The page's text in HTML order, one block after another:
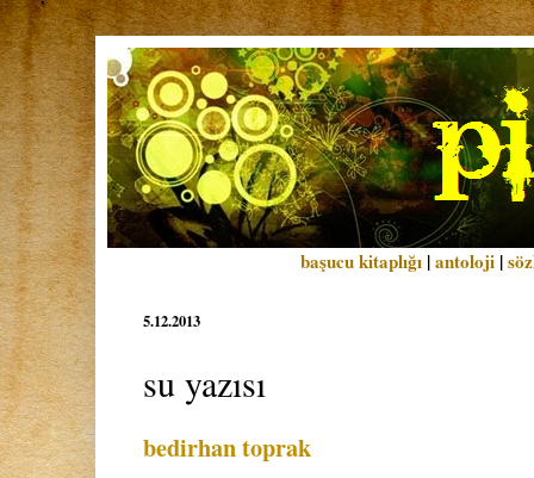
başucu kitaplığı |antoloji |
5.12.2013
su yazısı
bedirhan toprak